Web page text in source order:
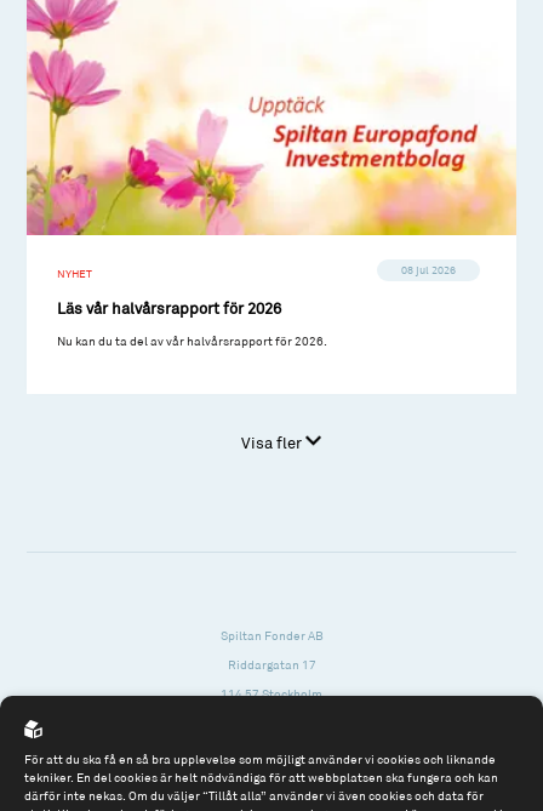
NYHET 08 jul 2026
Läs vår halvårsrapport för 2026
Nu kan du ta del av vår halvårsrapport för 2026.
Visa fler
Spiltan Fonder AB
Riddargatan 17
114 57 Stockholm
Tel: 08 - 545 813 40
fonder@spiltanfonder.se
För att du ska få en så bra upplevelse som möjligt använder vi cookies och liknande
tekniker. En del cookies är helt nödvändiga för att webbplatsen ska fungera och kan
därför inte nekas. Om du väljer “Tillåt alla” använder vi även cookies och data för